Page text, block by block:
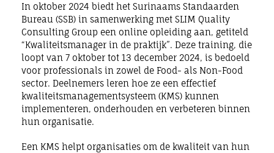
In oktober 2024 biedt het Surinaams Standaarden
Bureau (SSB) in samenwerking met SLIM Quality
Consulting Group een online opleiding aan, getiteld
“Kwaliteitsmanager in de praktijk”. Deze training, die
loopt van 7 oktober tot 13 december 2024, is bedoeld
voor professionals in zowel de Food- als Non-Food
sector. Deelnemers leren hoe ze een effectief
kwaliteitsmanagementsysteem (KMS) kunnen
implementeren, onderhouden en verbeteren binnen
hun organisatie.
Een KMS helpt organisaties om de kwaliteit van hun